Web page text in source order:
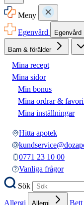
Meny
Egenvård
Egenvård
Barn & förälder
Mina recept
Mina sidor
Min bonus
Mina ordrar &
Mina inställningar
Hitta apotek
0771 23 10 00
Vanliga frågor
Sök
Allergi
Allergi Bett